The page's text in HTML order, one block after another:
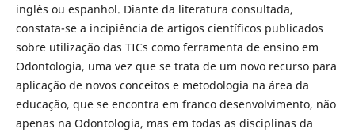
inglês ou espanhol. Diante da literatura consultada,
constata-se a incipiência de artigos científicos publicados
sobre utilização das TICs como ferramenta de ensino em
Odontologia, uma vez que se trata de um novo recurso para
aplicação de novos conceitos e metodologia na área da
educação, que se encontra em franco desenvolvimento, não
apenas na Odontologia, mas em todas as disciplinas da